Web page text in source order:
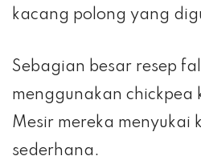
kacang polong yang
Sebagian besar resep
menggunakan chickpea
Mesir mereka menyukai
sederhana.